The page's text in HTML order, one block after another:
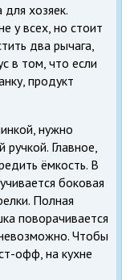
хозяек.
у всех, но стоит
два рычага,
в том, что если
продукт
нужно
Главное,
ёмкость. В
боковая
Полная
поворачивается
Чтобы
офф, на кухне